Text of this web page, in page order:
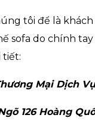
tôi để là
sofa do chính
tiết:
Mại Dịch
126 Hoàng